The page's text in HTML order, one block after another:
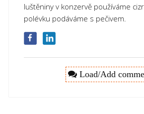
luštěniny v konzervě používáme
polévku podáváme s pečivem.
Load/Add